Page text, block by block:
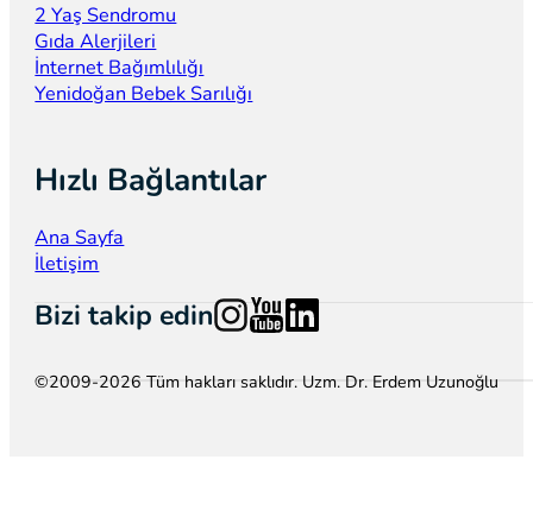
2 Yaş Sendromu
Gıda Alerjileri
İnternet Bağımlılığı
Yenidoğan Bebek Sarılığı
Hızlı Bağlantılar
Ana Sayfa
İletişim
Bizi takip edinFollow us on Instagram
Follow us on YouTube
Follow us on LinkedIn
©2009-2026 Tüm hakları saklıdır. Uzm. Dr. Erdem Uzunoğlu